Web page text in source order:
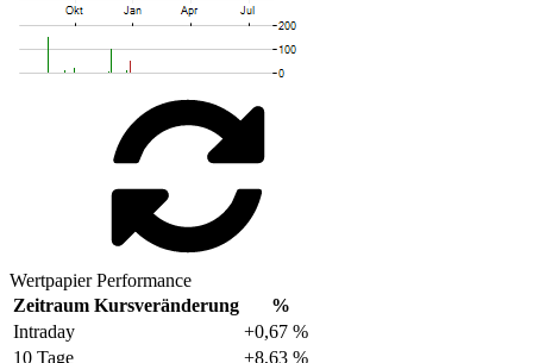
Wertpapier Performance
Zeitraum Kursveränderung
%
Intraday
+0,67 %
10 Tage
+8,63 %